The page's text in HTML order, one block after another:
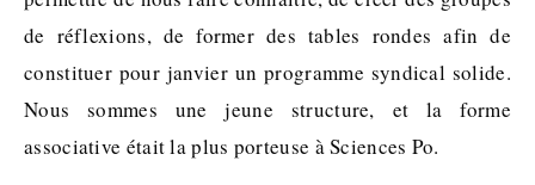
de réflexions, de former des tables rondes afin de
constituer pour janvier un programme syndical solide.
Nous sommes une jeune structure, et la forme
associative était la plus porteuse à Sciences Po.